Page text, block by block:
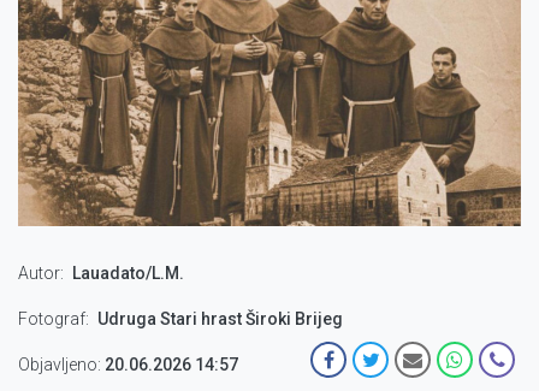
Autor Lauadato/L.M.
Fotograf Udruga Stari hrast Široki Brijeg
Objavljeno: 20.06.2026 14:57